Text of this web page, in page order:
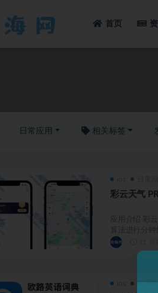
首页
日常应用 相关标签
彩云天气
应用介绍 彩
算法进行分
实用